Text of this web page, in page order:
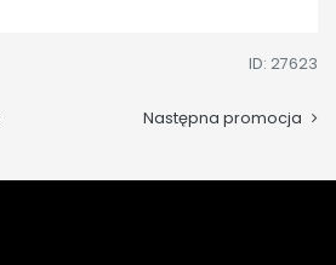
ID: 27623
Następna promocja